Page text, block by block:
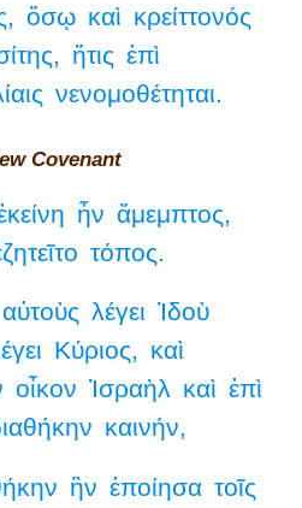
ὅσῳ καὶ κρείττονός
ἥτις ἐπὶ
νενομοθέτηται.
Covenant
ἦν ἄμεμπτος,
τόπος.
αὐτοὺς λέγει Ἰδοὺ
Κύριος, καὶ
οἶκον Ἰσραὴλ καὶ ἐπὶ
καινήν,
ἣν ἐποίησα τοῖς